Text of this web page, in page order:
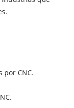
por CNC.